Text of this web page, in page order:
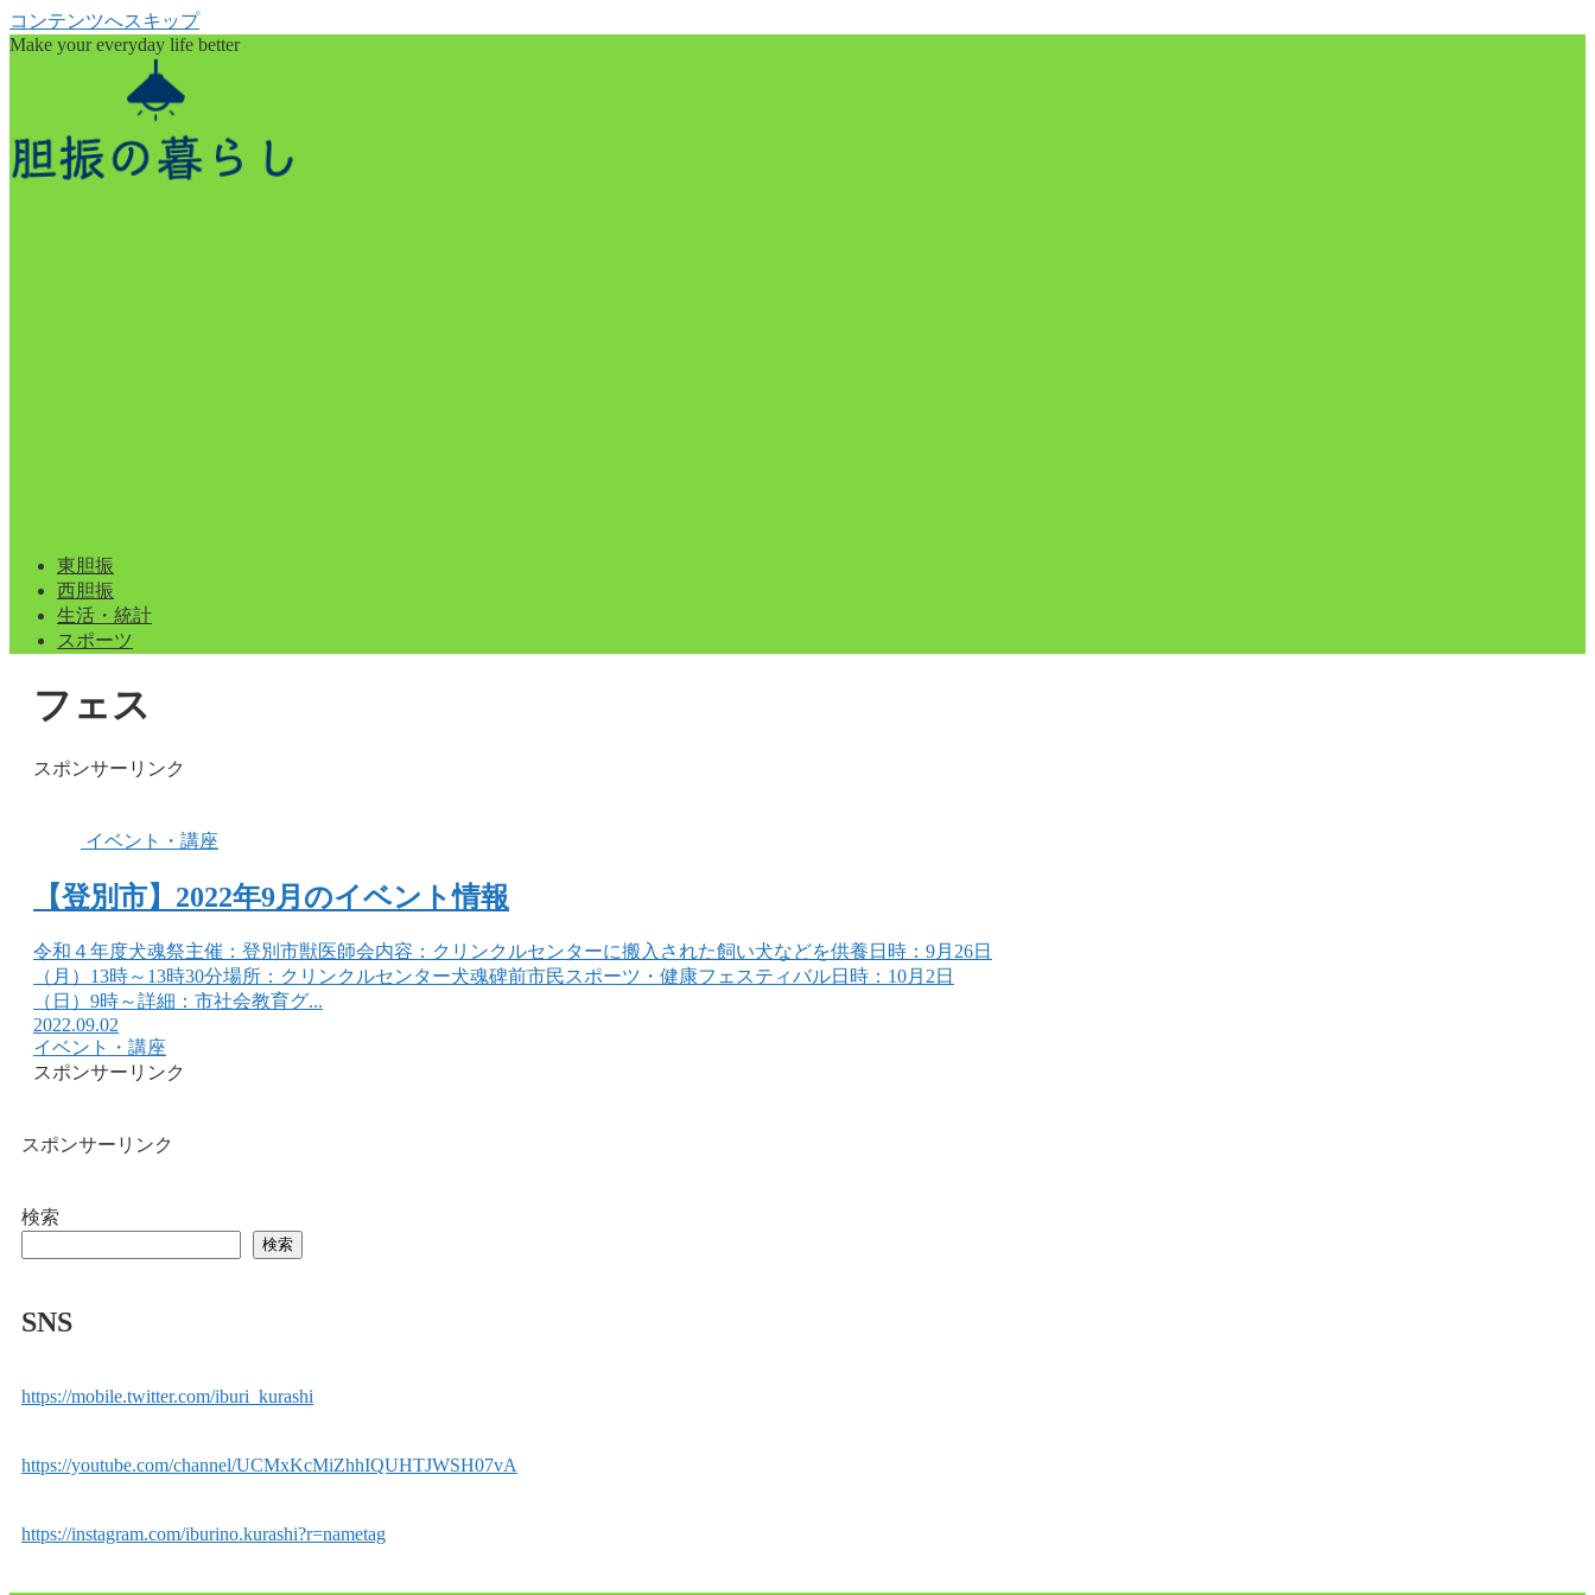
コンテンツへスキップ
Make your everyday life better
東胆振
西胆振
生活・統計
スポーツ
フェス
スポンサーリンク
イベント・講座
【登別市】2022年9月のイベント情報
令和４年度犬魂祭主催：登別市獣医師会内容：クリンクルセンターに搬入された飼い犬などを供養日時：9月26日
（月）13時～13時30分場所：クリンクルセンター犬魂碑前市民スポーツ・健康フェスティバル日時：10月2日
（日）9時～詳細：市社会教育グ...
2022.09.02
イベント・講座
スポンサーリンク
スポンサーリンク
検索
検索
SNS
https://mobile.twitter.com/iburi_kurashi
https://youtube.com/channel/UCMxKcMiZhhIQUHTJWSH07vA
https://instagram.com/iburino.kurashi?r=nametag